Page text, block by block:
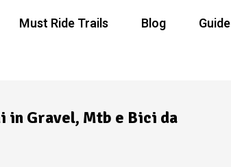
Must Ride Trails Blog Guide
Gravel, Mtb e Bici da